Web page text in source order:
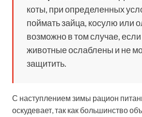
коты, при определенных
поймать зайца, косулю или
возможно в том случае, если
животные ослаблены и не
защитить.
С наступлением зимы рацион
оскудевает, так как большинство